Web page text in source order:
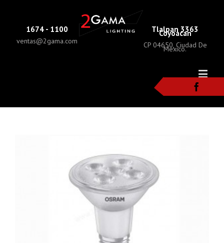
1674 - 1100
ventas@2gama.com
Tlalpan 3363
Coyoacan
CP 04650, Ciudad De
Mexico.